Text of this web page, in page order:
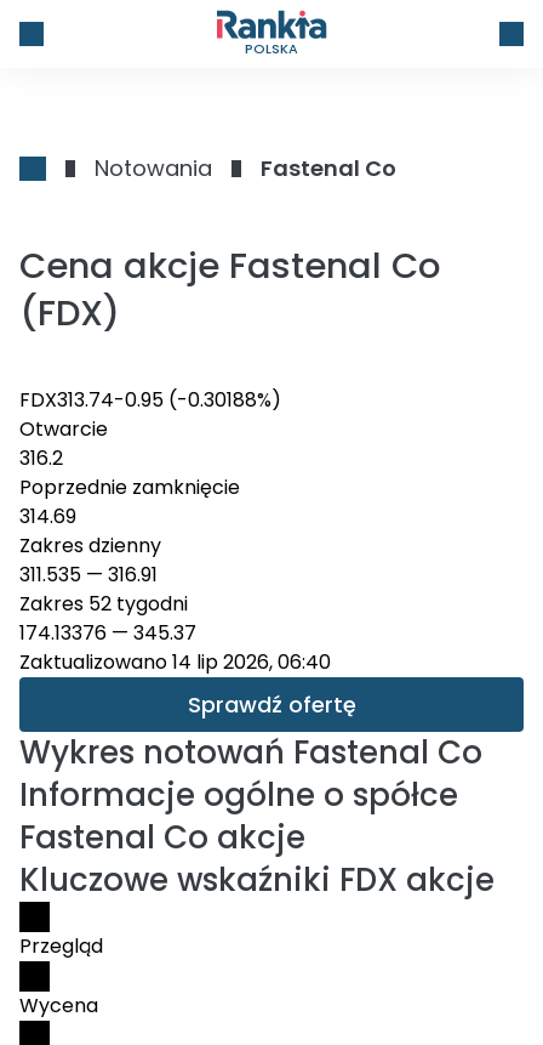
POLSKA
Notowania Fastenal Co
Cena akcje Fastenal Co
(FDX)
FDX313.74-0.95 (-0.30188%)
Otwarcie
316.2
Poprzednie zamknięcie
314.69
Zakres dzienny
311.535 — 316.91
Zakres 52 tygodni
174.13376 — 345.37
Zaktualizowano 14 lip 2026, 06:40
Sprawdź ofertę
Wykres notowań Fastenal Co
Informacje ogólne o spółce
Fastenal Co akcje
Kluczowe wskaźniki FDX akcje
Przegląd
Wycena